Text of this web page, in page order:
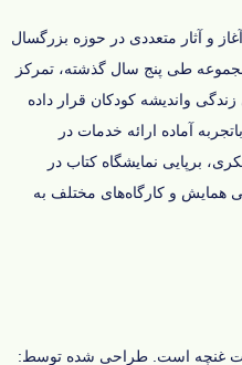
نشر غنچه فعالیت خود را در سال ۱۳69 آغاز و‌ آثار متعددی در حوزه‌ بزرگسال
طی پنج سال گذشته، تمرکز
و‌اندیشه‌ کودکان قرار داده
آماده‌ ارائه‌ خدمات در
برپایی نمایشگاه کتاب در
همایش و کارگاه‌های مختلف به
غنچه است. طراحی شده توسط: